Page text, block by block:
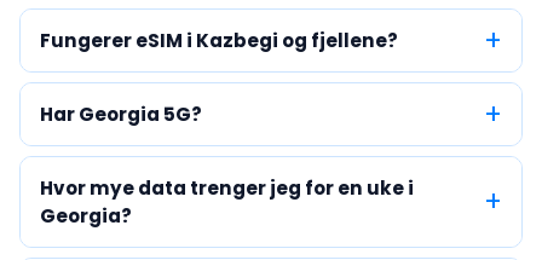
Fungerer eSIM i Kazbegi og fjellene?
Har Georgia 5G?
Hvor mye data trenger jeg for en uke i
Georgia?